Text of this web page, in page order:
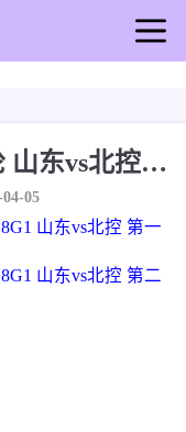
04月05日 CBA季后赛首轮 山东vs北控 全场录像
05
山东vs北控 第一
山东vs北控 第二